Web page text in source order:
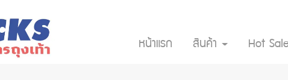
หน้าแรก สินค้า Hot